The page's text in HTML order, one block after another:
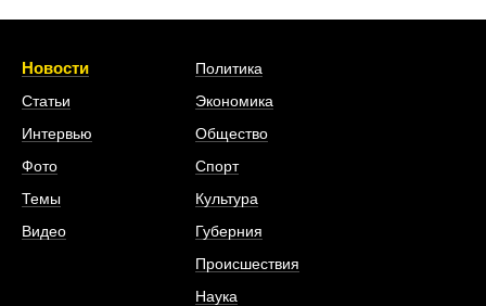
Новости
Статьи
Интервью
Фото
Темы
Видео
Политика
Экономика
Общество
Спорт
Культура
Губерния
Происшествия
Наука